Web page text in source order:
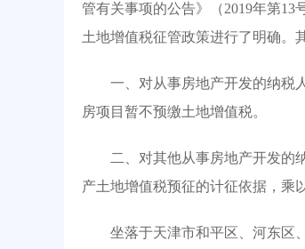
管有关事项的公告》（2019年第13
土地增值税征管政策进行了明确。
一、对从事房地产开发的纳税人
房项目暂不预缴土地增值税。
二、对其他从事房地产开发的纳
产土地增值税预征的计征依据，乘
坐落于天津市和平区、河东区、